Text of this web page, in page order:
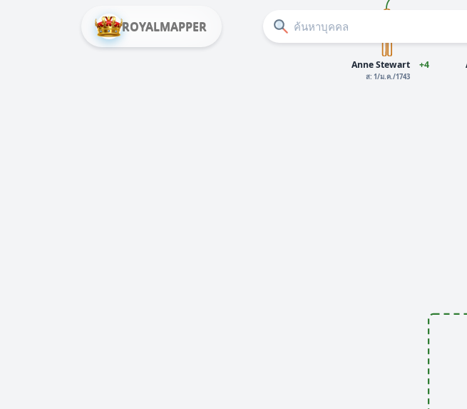
ROYALMAPPER
Anne Stewart
ส: 1/ม.ค./1743
+4